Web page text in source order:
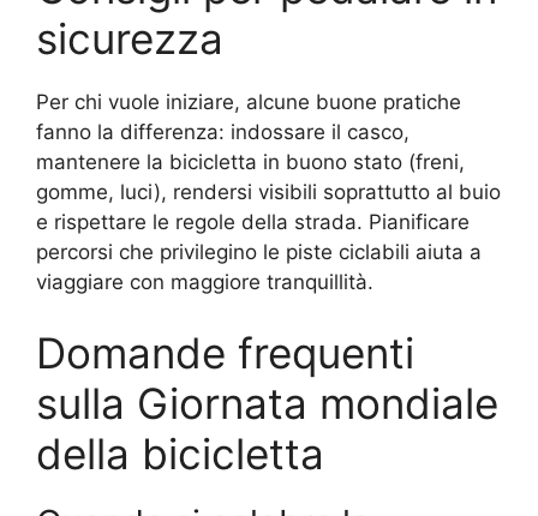
sicurezza
Per chi vuole iniziare, alcune buone pratiche
fanno la differenza: indossare il casco,
mantenere la bicicletta in buono stato (freni,
gomme, luci), rendersi visibili soprattutto al buio
e rispettare le regole della strada. Pianificare
percorsi che privilegino le piste ciclabili aiuta a
viaggiare con maggiore tranquillità.
Domande frequenti
sulla Giornata mondiale
della bicicletta